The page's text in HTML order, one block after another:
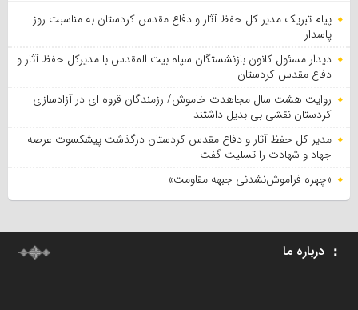
پیام تبریک مدیر کل حفظ آثار و دفاع مقدس کردستان به مناسبت روز
پاسدار
دیدار مسئول کانون بازنشستگان سپاه بیت المقدس با مدیرکل حفظ آثار و
دفاع مقدس کردستان
روایت هشت سال مجاهدت خاموش/ رزمندگان قروه ای در آزادسازی
کردستان نقشی بی بدیل داشتند
مدیر کل حفظ آثار و دفاع مقدس کردستان درگذشت پیشکسوت عرصه
جهاد و شهادت را تسلیت گفت
«چهره فراموش‌نشدنی جبهه مقاومت»
درباره ما